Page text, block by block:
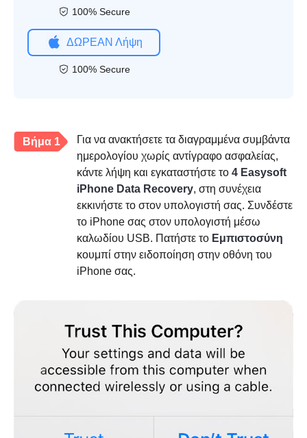
100% Secure
ΔΩΡΕΑΝ Λήψη
100% Secure
Βήμα 1
Για να ανακτήσετε τα διαγραμμένα συμβάντα
ημερολογίου χωρίς αντίγραφο ασφαλείας,
κάντε λήψη και εγκαταστήστε το 4 Easysoft
iPhone Data Recovery, στη συνέχεια
εκκινήστε το στον υπολογιστή σας. Συνδέστε
το iPhone σας στον υπολογιστή μέσω
καλωδίου USB. Πατήστε το Εμπιστοσύνη
κουμπί στην ειδοποίηση στην οθόνη του
iPhone σας.